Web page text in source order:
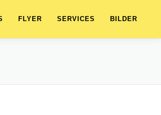
FLYER SERVICES BILDER